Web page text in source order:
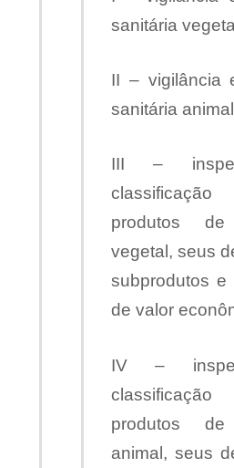
sanitária
II – vigilância
sanitária
III –
produtos de
vegetal, seus
subprodutos e
de valor
IV –
produtos de
animal, seus